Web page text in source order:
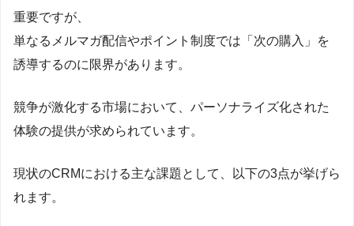
重要ですが、
単なるメルマガ配信やポイント制度では「次の購入」を
誘導するのに限界があります。
競争が激化する市場において、パーソナライズ化された
体験の提供が求められています。
現状のCRMにおける主な課題として、以下の3点が挙げら
れます。